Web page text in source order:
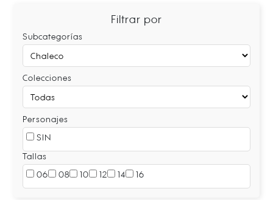
Filtrar por
Subcategorías
Colecciones
Personajes
SIN
Tallas
06
08 10 12 14 16